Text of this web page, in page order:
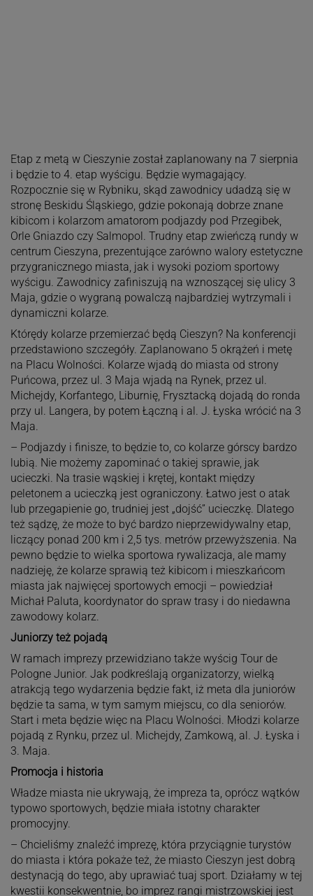
Etap z metą w Cieszynie został zaplanowany na 7 sierpnia
i będzie to 4. etap wyścigu. Będzie wymagający.
Rozpocznie się w Rybniku, skąd zawodnicy udadzą się w
stronę Beskidu Śląskiego, gdzie pokonają dobrze znane
kibicom i kolarzom amatorom podjazdy pod Przegibek,
Orle Gniazdo czy Salmopol. Trudny etap zwieńczą rundy w
centrum Cieszyna, prezentujące zarówno walory estetyczne
przygranicznego miasta, jak i wysoki poziom sportowy
wyścigu. Zawodnicy zafiniszują na wznoszącej się ulicy 3
Maja, gdzie o wygraną powalczą najbardziej wytrzymali i
dynamiczni kolarze.
Którędy kolarze przemierzać będą Cieszyn? Na konferencji
przedstawiono szczegóły. Zaplanowano 5 okrążeń i metę
na Placu Wolności. Kolarze wjadą do miasta od strony
Puńcowa, przez ul. 3 Maja wjadą na Rynek, przez ul.
Michejdy, Korfantego, Liburnię, Frysztacką dojadą do ronda
przy ul. Langera, by potem Łączną i al. J. Łyska wrócić na 3
Maja.
– Podjazdy i finisze, to będzie to, co kolarze górscy bardzo
lubią. Nie możemy zapominać o takiej sprawie, jak
ucieczki. Na trasie wąskiej i krętej, kontakt między
peletonem a ucieczką jest ograniczony. Łatwo jest o atak
lub przegapienie go, trudniej jest „dojść” ucieczkę. Dlatego
też sądzę, że może to być bardzo nieprzewidywalny etap,
liczący ponad 200 km i 2,5 tys. metrów przewyższenia. Na
pewno będzie to wielka sportowa rywalizacja, ale mamy
nadzieję, że kolarze sprawią też kibicom i mieszkańcom
miasta jak najwięcej sportowych emocji – powiedział
Michał Paluta, koordynator do spraw trasy i do niedawna
zawodowy kolarz.
Juniorzy też pojadą
W ramach imprezy przewidziano także wyścig Tour de
Pologne Junior. Jak podkreślają organizatorzy, wielką
atrakcją tego wydarzenia będzie fakt, iż meta dla juniorów
będzie ta sama, w tym samym miejscu, co dla seniorów.
Start i meta będzie więc na Placu Wolności. Młodzi kolarze
pojadą z Rynku, przez ul. Michejdy, Zamkową, al. J. Łyska i
3. Maja.
Promocja i historia
Władze miasta nie ukrywają, że impreza ta, oprócz wątków
typowo sportowych, będzie miała istotny charakter
promocyjny.
– Chcieliśmy znaleźć imprezę, która przyciągnie turystów
do miasta i która pokaże też, że miasto Cieszyn jest dobrą
destynacją do tego, aby uprawiać tuaj sport. Działamy w tej
kwestii konsekwentnie, bo imprez rangi mistrzowskiej jest